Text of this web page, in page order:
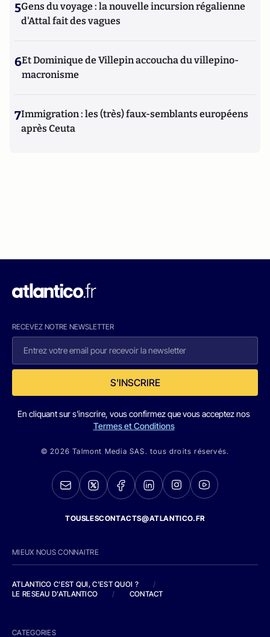
5Gens du voyage : la nouvelle incursion régalienne
d'Attal fait des vagues
6Et Dominique de Villepin accoucha du villepino-
macronisme
7Immigration : les (très) faux-semblants européens
après Ceuta
RECEVEZ NOTRE NEWSLETTER
S'INSCRIRE
En cliquant sur s'inscrire, vous confirmez que vous acceptez nos
Termes et Conditions
© 2026 Talmont Media SAS. tous droits réservés.
TOUSLESCONTACTS@ATLANTICO.FR
MIEUX NOUS CONNAITRE
ATLANTICO C'EST QUI, C'EST QUOI ?
/
LE RESEAU D'ATLANTICO
/ CONTACT
CATEGORIES